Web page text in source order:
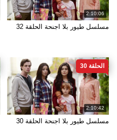
2:10:06
مسلسل طيور بلا اجنحة الحلقة 32
2:10:42
الحلقة 30
مسلسل طيور بلا اجنحة الحلقة 30